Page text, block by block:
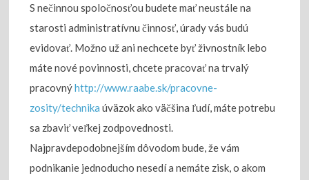
S nečinnou spoločnosťou budete mať neustále na
starosti administratívnu činnosť, úrady vás budú
evidovať. Možno už ani nechcete byť živnostník lebo
máte nové povinnosti, chcete pracovať na trvalý
pracovnýhttp://www.raabe.sk/pracovne-
zosity/technika úväzok ako väčšina ľudí, máte potrebu
sa zbaviť veľkej zodpovednosti.
Najpravdepodobnejším dôvodom bude, že vám
podnikanie jednoducho nesedí a nemáte zisk, o akom